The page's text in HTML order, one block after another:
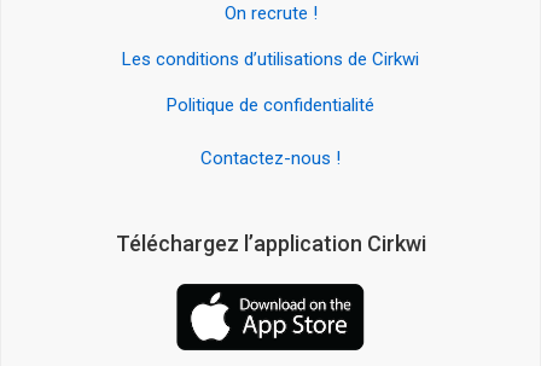
On recrute !
Les conditions d’utilisations de Cirkwi
Politique de confidentialité
Contactez-nous !
Téléchargez l’application Cirkwi